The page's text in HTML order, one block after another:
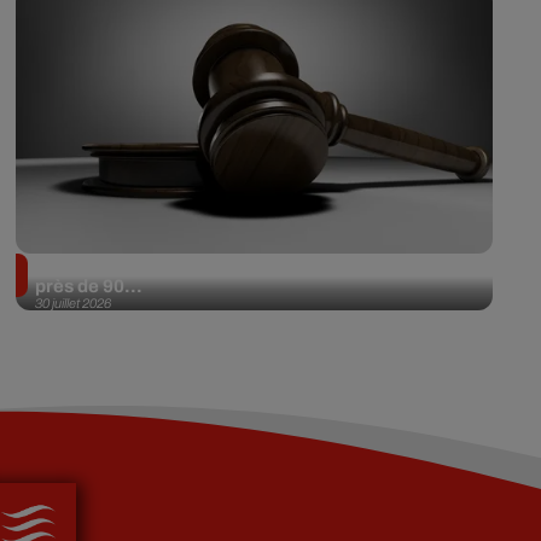
30 juillet 2026
près de 90...